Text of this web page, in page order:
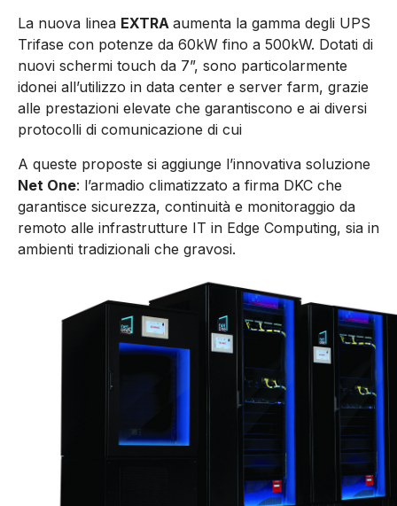
La nuova linea EXTRA aumenta la gamma degli UPS
Trifase con potenze da 60kW fino a 500kW. Dotati di
nuovi schermi touch da 7”, sono particolarmente
idonei all’utilizzo in data center e server farm, grazie
alle prestazioni elevate che garantiscono e ai diversi
protocolli di comunicazione di cui
A queste proposte si aggiunge l’innovativa soluzione
Net One: l’armadio climatizzato a firma DKC che
garantisce sicurezza, continuità e monitoraggio da
remoto alle infrastrutture IT in Edge Computing, sia in
ambienti tradizionali che gravosi.